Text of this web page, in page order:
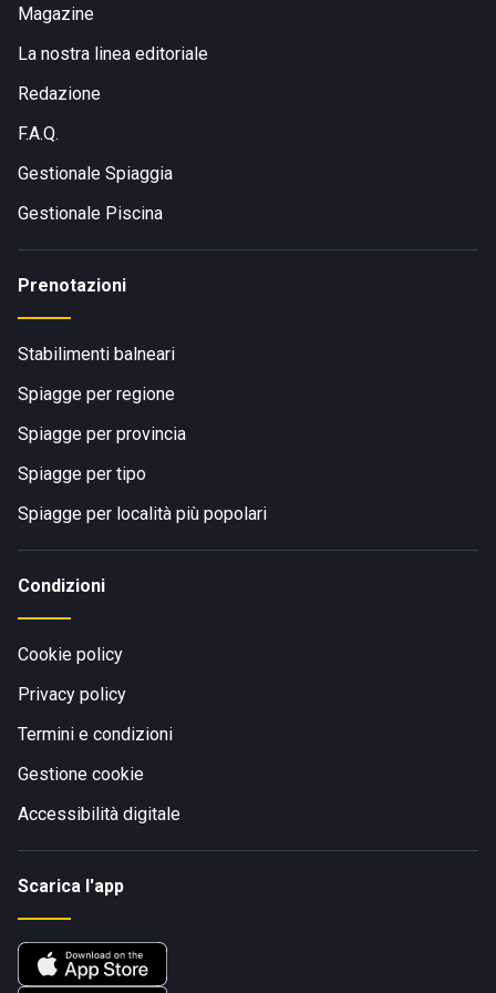
Magazine
La nostra linea editoriale
Redazione
F.A.Q.
Gestionale Spiaggia
Gestionale Piscina
Prenotazioni
Stabilimenti balneari
Spiagge per regione
Spiagge per provincia
Spiagge per tipo
Spiagge per località più popolari
Condizioni
Cookie policy
Privacy policy
Termini e condizioni
Gestione cookie
Accessibilità digitale
Scarica l'app